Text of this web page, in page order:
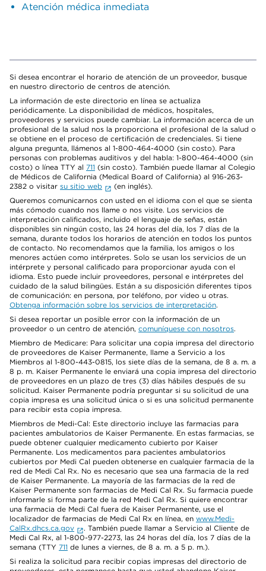
Atención médica inmediata
Si desea encontrar el horario de atención de un proveedor, busque
en nuestro directorio de centros de atención.
La información de este directorio en línea se actualiza
periódicamente. La disponibilidad de médicos, hospitales,
proveedores y servicios puede cambiar. La información acerca de un
profesional de la salud nos la proporciona el profesional de la salud o
se obtiene en el proceso de certificación de credenciales. Si tiene
alguna pregunta, llámenos al 1-800-464-4000 (sin costo). Para
personas con problemas auditivos y del habla: 1-800-464-4000 (sin
costo) o línea TTY al 711 (sin costo). También puede llamar al Colegio
de Médicos de California (Medical Board of California) al 916-263-
2382 o visitar su sitio web
(en inglés).
Queremos comunicarnos con usted en el idioma con el que se sienta
más cómodo cuando nos llame o nos visite. Los servicios de
interpretación calificados, incluido el lenguaje de señas, están
disponibles sin ningún costo, las 24 horas del día, los 7 días de la
semana, durante todos los horarios de atención en todos los puntos
de contacto. No recomendamos que la familia, los amigos o los
menores actúen como intérpretes. Solo se usan los servicios de un
intérprete y personal calificado para proporcionar ayuda con el
idioma. Esto puede incluir proveedores, personal e intérpretes del
cuidado de la salud bilingües. Están a su disposición diferentes tipos
de comunicación: en persona, por teléfono, por video u otras.
Obtenga información sobre los servicios de interpretación.
Si desea reportar un posible error con la información de un
proveedor o un centro de atención, comuníquese con nosotros.
Miembro de Medicare: Para solicitar una copia impresa del directorio
de proveedores de Kaiser Permanente, llame a Servicio a los
Miembros al 1-800-443-0815, los siete días de la semana, de 8 a. m. a
8 p. m. Kaiser Permanente le enviará una copia impresa del directorio
de proveedores en un plazo de tres (3) días hábiles después de su
solicitud. Kaiser Permanente podría preguntar si su solicitud de una
copia impresa es una solicitud única o si es una solicitud permanente
para recibir esta copia impresa.
Miembros de Medi-Cal: Este directorio incluye las farmacias para
pacientes ambulatorios de Kaiser Permanente. En estas farmacias, se
puede obtener cualquier medicamento cubierto por Kaiser
Permanente. Los medicamentos para pacientes ambulatorios
cubiertos por Medi Cal pueden obtenerse en cualquier farmacia de la
red de Medi Cal Rx. No es necesario que sea una farmacia de la red
de Kaiser Permanente. La mayoría de las farmacias de la red de
Kaiser Permanente son farmacias de Medi Cal Rx. Su farmacia puede
informarle si forma parte de la red Medi Cal Rx. Si quiere encontrar
una farmacia de Medi Cal fuera de Kaiser Permanente, use el
localizador de farmacias de Medi Cal Rx en línea, en www.Medi-
CalRx.dhcs.ca.gov
. También puede llamar a Servicio al Cliente de
Medi Cal Rx, al 1-800-977-2273, las 24 horas del día, los 7 días de la
semana (TTY 711 de lunes a viernes, de 8 a. m. a 5 p. m.).
Si realiza la solicitud para recibir copias impresas del directorio de